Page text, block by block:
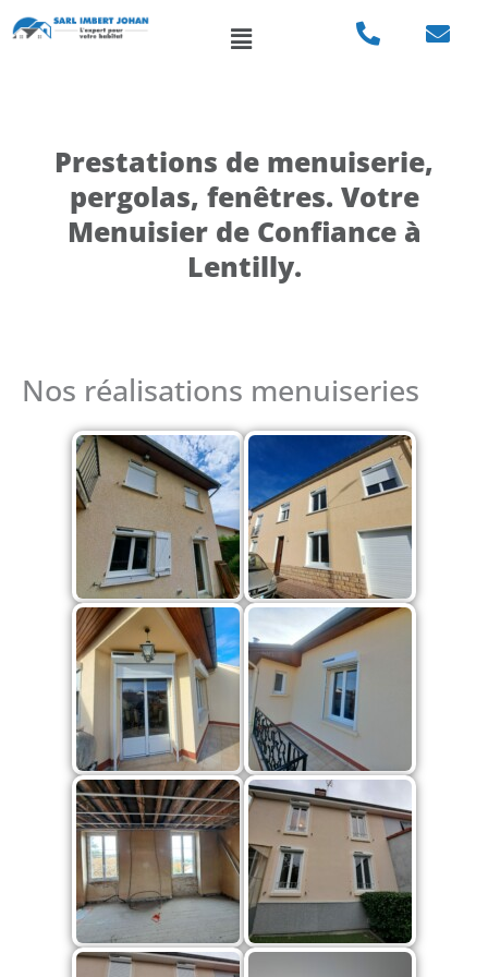
Aller
au
Menu
Prestations de menuiserie,
pergolas, fenêtres. Votre
Menuisier de Confiance à
Lentilly.
Nos réalisations menuiseries